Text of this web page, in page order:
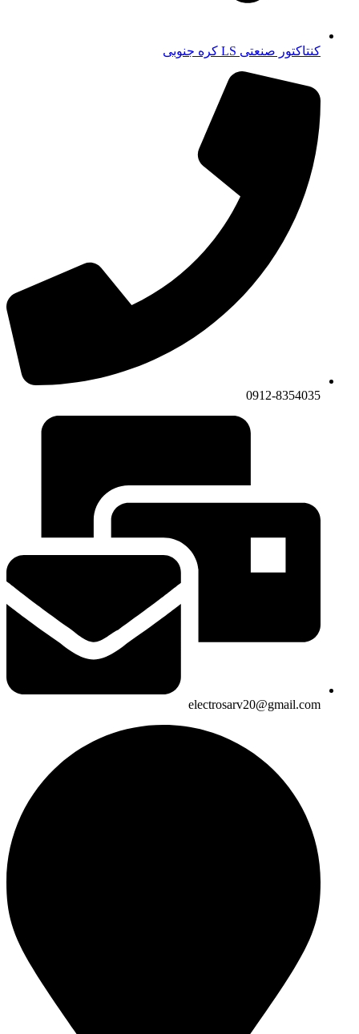
کنتاکتور صنعتی LS کره جنوبی
0912-8354035
electrosarv20@gmail.com